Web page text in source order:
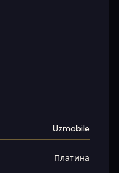
Uzmobile
Платина